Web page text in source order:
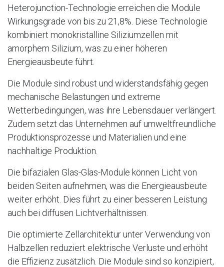
Heterojunction-Technologie erreichen die Module
Wirkungsgrade von bis zu 21,8%. Diese Technologie
kombiniert monokristalline Siliziumzellen mit
amorphem Silizium, was zu einer höheren
Energieausbeute führt.
Die Module sind robust und widerstandsfähig gegen
mechanische Belastungen und extreme
Wetterbedingungen, was ihre Lebensdauer verlängert.
Zudem setzt das Unternehmen auf umweltfreundliche
Produktionsprozesse und Materialien und eine
nachhaltige Produktion.
Die bifazialen Glas-Glas-Module können Licht von
beiden Seiten aufnehmen, was die Energieausbeute
weiter erhöht. Dies führt zu einer besseren Leistung
auch bei diffusen Lichtverhältnissen.
Die optimierte Zellarchitektur unter Verwendung von
Halbzellen reduziert elektrische Verluste und erhöht
die Effizienz zusätzlich. Die Module sind so konzipiert,